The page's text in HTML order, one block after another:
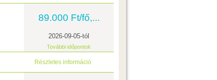
89.000 Ft/fő,...
2026-09-05-tól
További időpontok
Részletes információ